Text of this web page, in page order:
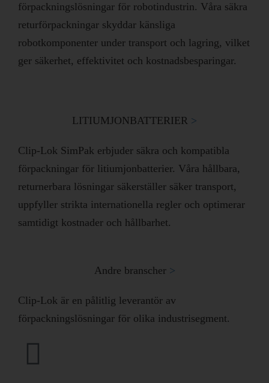
förpackningslösningar för robotindustrin. Våra säkra
returförpackningar skyddar känsliga
robotkomponenter under transport och lagring, vilket
ger säkerhet, effektivitet och kostnadsbesparingar.
LITIUMJONBATTERIER >​
Clip-Lok SimPak erbjuder säkra och kompatibla
förpackningar för litiumjonbatterier. Våra hållbara,
returnerbara lösningar säkerställer säker transport,
uppfyller strikta internationella regler och optimerar
samtidigt kostnader och hållbarhet.
Andre branscher >​
Clip-Lok är en pålitlig leverantör av
förpackningslösningar för olika industrisegment.